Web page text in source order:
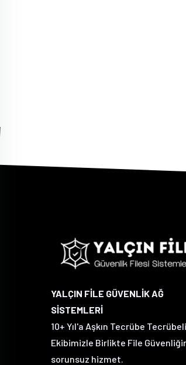
YALÇIN FİLE GÜVENLİK AĞ
SİSTEMLERİ
10+ Yıl'a Aşkın Tecrübe Tecrübeli
Ekibimizle Birlikte File
sorunsuz hizmet.